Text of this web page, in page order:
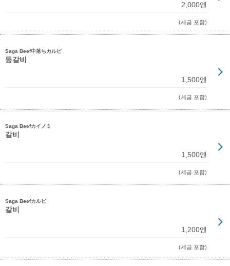
2,000엔
(세금 포함)
Saga Beef中落ちカルビ
등갈비
1,500엔
(세금 포함)
Saga Beefカイノミ
갈비
1,500엔
(세금 포함)
Saga Beefカルビ
갈비
1,200엔
(세금 포함)